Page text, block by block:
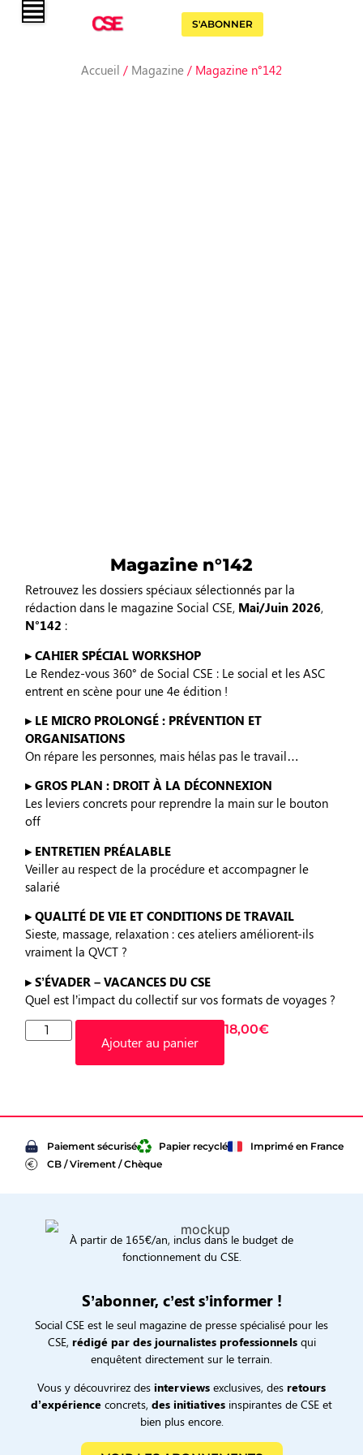
S'ABONNER
Accueil / Magazine / Magazine n°142
Magazine n°142
Retrouvez les dossiers spéciaux sélectionnés par la
rédaction dans le magazine Social CSE, Mai/Juin 2026,
N°142 :
▸ CAHIER SPÉCIAL WORKSHOP
Le Rendez-vous 360° de Social CSE : Le social et les ASC
entrent en scène pour une 4e édition !
▸ LE MICRO PROLONGÉ : PRÉVENTION ET
ORGANISATIONS
On répare les personnes, mais hélas pas le travail…
▸ GROS PLAN : DROIT À LA DÉCONNEXION
Les leviers concrets pour reprendre la main sur le bouton
off
▸ ENTRETIEN PRÉALABLE
Veiller au respect de la procédure et accompagner le
salarié
▸ QUALITÉ DE VIE ET CONDITIONS DE TRAVAIL
Sieste, massage, relaxation : ces ateliers améliorent-ils
vraiment la QVCT ?
▸ S’ÉVADER – VACANCES DU CSE
Quel est l’impact du collectif sur vos formats de voyages ?
Ajouter au panier
18,00€
Paiement sécurisé Papier recyclé
Imprimé en France
CB / Virement / Chèque
À partir de 165€/an, inclus dans le budget de
fonctionnement du CSE.
S’abonner, c’est s’informer !
Social CSE est le seul magazine de presse spécialisé pour les
CSE, rédigé par des journalistes professionnelsqui
enquêtent directement sur le terrain.
Vous y découvrirez des interviews exclusives, des retours
d’expérience concrets, des initiatives inspirantes de CSE et
bien plus encore.